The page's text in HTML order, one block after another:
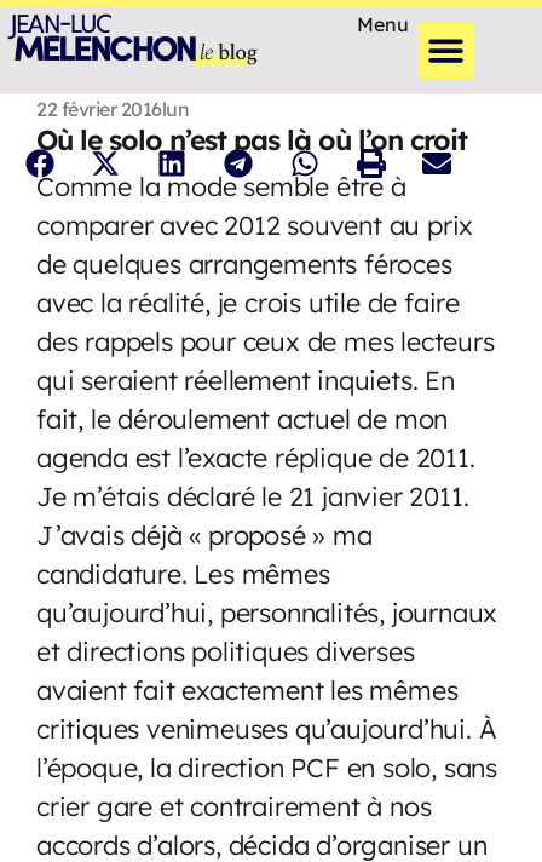
Menu
22 février 2016lun
Où le solo n’est pas là où l’on croit
Comme la mode semble être à
comparer avec 2012 souvent au prix
de quelques arrangements féroces
avec la réalité, je crois utile de faire
des rappels pour ceux de mes lecteurs
qui seraient réellement inquiets. En
fait, le déroulement actuel de mon
agenda est l’exacte réplique de 2011.
Je m’étais déclaré le 21 janvier 2011.
J’avais déjà « proposé » ma
candidature. Les mêmes
qu’aujourd’hui, personnalités, journaux
et directions politiques diverses
avaient fait exactement les mêmes
critiques venimeuses qu’aujourd’hui. À
l’époque, la direction PCF en solo, sans
crier gare et contrairement à nos
accords d’alors, décida d’organiser un